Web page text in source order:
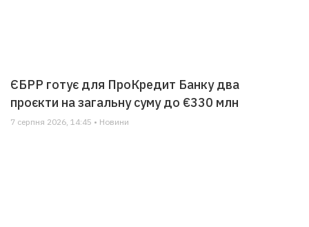
ЄБРР готує для ПроКредит Банку два
проєкти на загальну суму до €330 млн
7 серпня 2026, 14:45 • Новини